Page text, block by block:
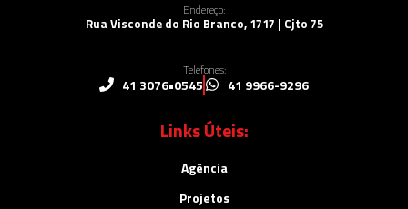
Endereço:
Rua Visconde do Rio Branco, 1717 | Cjto 75
Telefones:
41 3076•0545 41 9966-9296
Links Úteis:
Agência
Projetos